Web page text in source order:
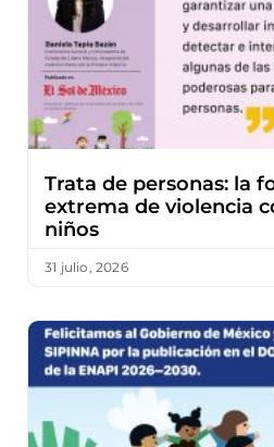
Trata de personas: la
extrema de violencia
niños
31 julio, 2026